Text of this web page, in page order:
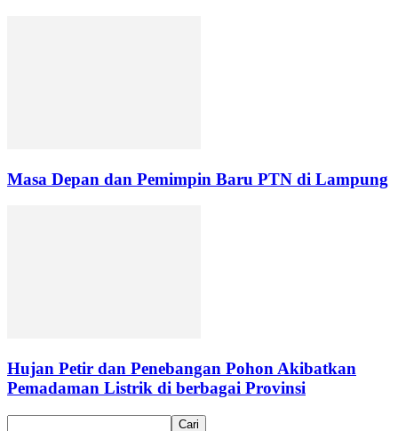
Masa Depan dan Pemimpin Baru PTN di Lampung
Hujan Petir dan Penebangan Pohon Akibatkan
Pemadaman Listrik di berbagai Provinsi